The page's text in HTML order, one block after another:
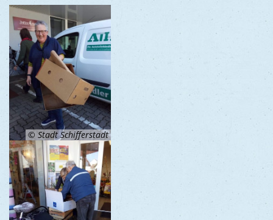
© Stadt Schifferstadt